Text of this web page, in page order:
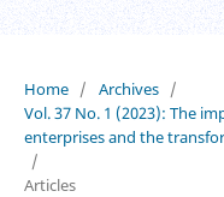
Home / Archives /
Vol. 37 No. 1 (2023): The
enterprises and the
/
Articles